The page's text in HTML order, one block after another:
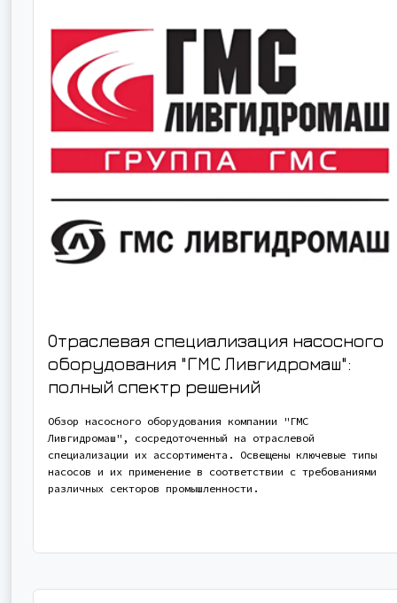
Отраслевая специализация насосного
оборудования "ГМС Ливгидромаш":
полный спектр решений
Обзор насосного оборудования компании "ГМС
Ливгидромаш", сосредоточенный на отраслевой
специализации их ассортимента. Освещены ключевые типы
насосов и их применение в соответствии с требованиями
различных секторов промышленности.